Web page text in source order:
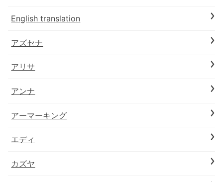
English translation
アズセナ
アリサ
アンナ
アーマーキング
エディ
カズヤ